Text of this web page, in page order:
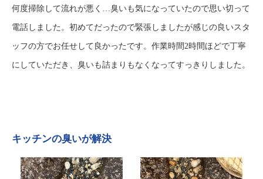
何度掃除して流れが悪く…臭いも気になっていたので思い切って
電話しました。初めてだったので緊張しましたが感じの良いスタ
ッフの方でお任せして良かったです。作業時間2時間ほどで丁寧
にしていただき、臭いも詰まりもなくなってすっきりしました。
キッチンの臭いが解決